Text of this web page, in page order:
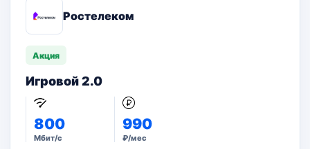
Ростелеком
Акция
Игровой 2.0
800
Мбит/с
990
₽/мес